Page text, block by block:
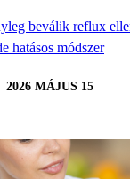
beválik reflux
hatásos módszer
2026 MÁJUS 15